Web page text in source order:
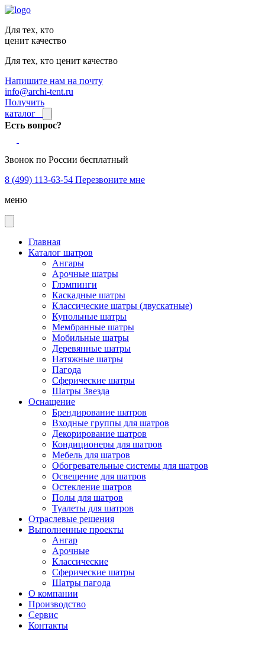
Для тех, кто
ценит качество
Для тех, кто ценит качество
Напишите нам на почту
info@archi-tent.ru
Получить
каталог
Есть вопрос?
Звонок по России бесплатный
8 (499) 113-63-54 Перезвоните мне
меню
Главная
Каталог шатров
Ангары
Арочные шатры
Глэмпинги
Каскадные шатры
Классические шатры (двускатные)
Купольные шатры
Мембранные шатры
Мобильные шатры
Деревянные шатры
Натяжные шатры
Пагода
Сферические шатры
Шатры Звезда
Оснащение
Брендирование шатров
Входные группы для шатров
Декорирование шатров
Кондиционеры для шатров
Мебель для шатров
Обогревательные системы для шатров
Освещение для шатров
Остекление шатров
Полы для шатров
Туалеты для шатров
Отраслевые решения
Выполненные проекты
Ангар
Арочные
Классические
Сферические шатры
Шатры пагода
О компании
Производство
Сервис
Контакты